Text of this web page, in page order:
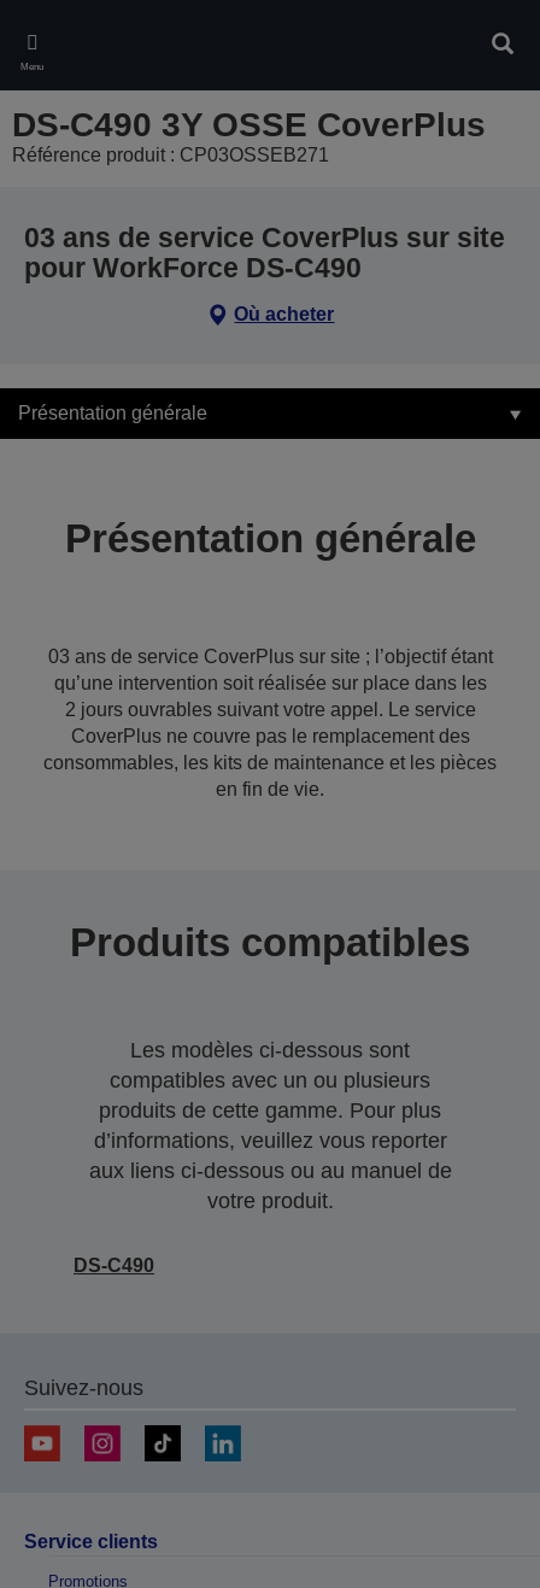
main
content
Menu
DS-C490 3Y OSSE CoverPlus
Référence produit : CP03OSSEB271
03 ans de service CoverPlus sur site
pour WorkForce DS-C490
Où acheter
Présentation générale
Présentation générale
03 ans de service CoverPlus sur site ; l’objectif étant
qu’une intervention soit réalisée sur place dans les
2 jours ouvrables suivant votre appel. Le service
CoverPlus ne couvre pas le remplacement des
consommables, les kits de maintenance et les pièces
en fin de vie.
Produits compatibles
Les modèles ci-dessous sont
compatibles avec un ou plusieurs
produits de cette gamme. Pour plus
d’informations, veuillez vous reporter
aux liens ci-dessous ou au manuel de
votre produit.
DS-C490
Suivez-nous
Service clients
Promotions